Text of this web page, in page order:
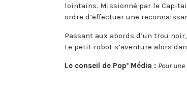
lointains. Missionné par le
ordre d’effectuer une
Passant aux abords d’un trou
Le petit robot s’aventure alors
Le conseil de Pop’ Média : Pour